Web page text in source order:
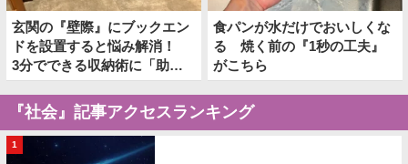
玄関の『壁際』にブックエン
ドを設置すると悩み解消！
3分でできる収納術に「助か
った！」
食パンが水だけでおいしくな
る 焼く前の『1秒の工夫』
がこちら
『社会』記事アクセスランキング
1